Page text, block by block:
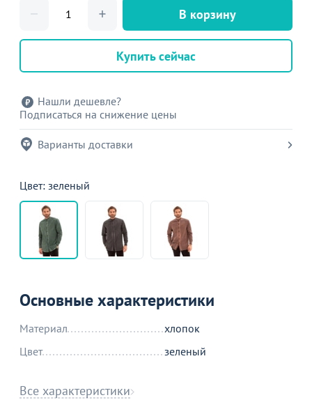
В корзину
Купить сейчас
Нашли дешевле?
Подписаться на снижение цены
Варианты доставки
Цвет: зеленый
Основные характеристики
Материал
хлопок
Цвет
зеленый
Все характеристики